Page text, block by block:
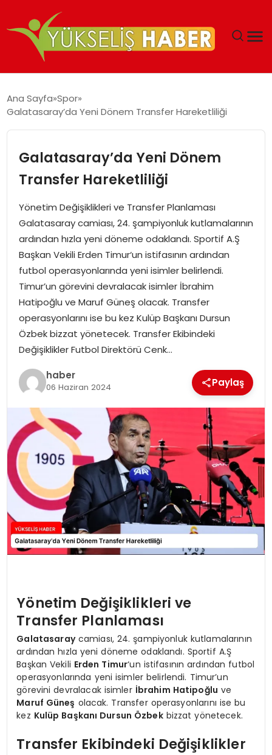
MALIYETLERINI AZALTIYOR’
Ana Sayfa Spor
Galatasaray’da Yeni Dönem Transfer Hareketliliği
Galatasaray’da Yeni Dönem
Transfer Hareketliliği
Yönetim Değişiklikleri ve Transfer Planlaması
Galatasaray camiası, 24. şampiyonluk kutlamalarının
ardından hızla yeni döneme odaklandı. Sportif A.Ş
Başkan Vekili Erden Timur‘un istifasının ardından
futbol operasyonlarında yeni isimler belirlendi.
Timur’un görevini devralacak isimler İbrahim
Hatipoğlu ve Maruf Güneş olacak. Transfer
operasyonlarını ise bu kez Kulüp Başkanı Dursun
Özbek bizzat yönetecek. Transfer Ekibindeki
Değişiklikler Futbol Direktörü Cenk…
haber
06 Haziran 2024 Paylaş
Yönetim Değişiklikleri ve
Transfer Planlaması
Galatasaraycamiası, 24. şampiyonluk kutlamalarının
ardından hızla yeni döneme odaklandı. Sportif A.Ş
Başkan Vekili Erden Timur‘un istifasının ardından futbol
operasyonlarında yeni isimler belirlendi. Timur’un
görevini devralacak isimler İbrahim Hatipoğlu ve
Maruf Güneş olacak. Transfer operasyonlarını ise bu
kez Kulüp Başkanı Dursun Özbekbizzat yönetecek.
Transfer Ekibindeki Değişiklikler